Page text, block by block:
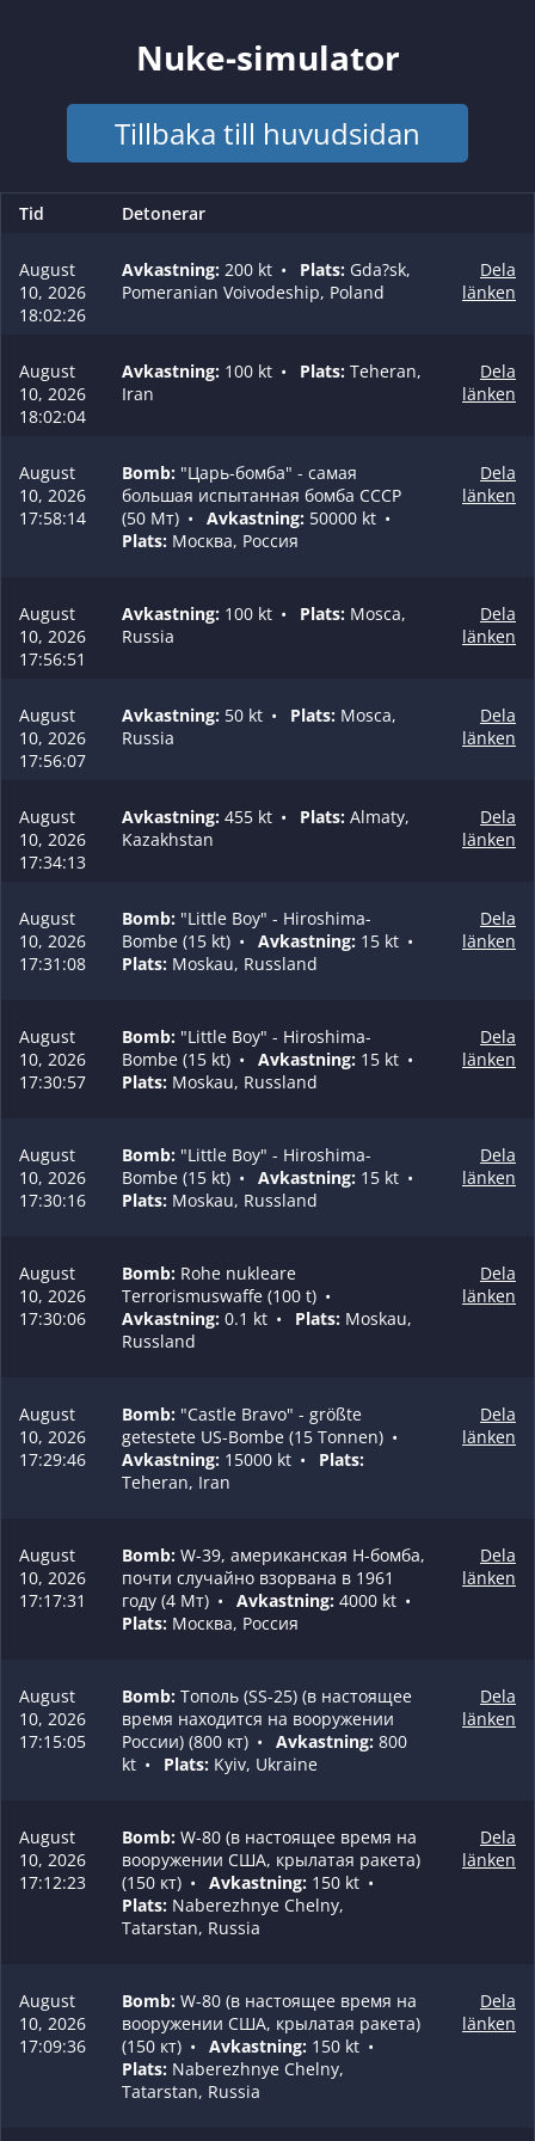
Nuke-simulator
Tillbaka till huvudsidan
Tid Detonerar
August
10, 2026
18:02:26
Avkastning: 200 kt • Plats: Gda?sk,
Pomeranian Voivodeship, Poland
Dela
länken
August
10, 2026
18:02:04
Avkastning: 100 kt • Plats: Teheran,
Iran
Dela
länken
August
10, 2026
17:58:14
Bomb: "Царь-бомба" - самая
большая испытанная бомба СССР
(50 Мт) • Avkastning: 50000 kt •
Plats: Москва, Россия
Dela
länken
August
10, 2026
17:56:51
Avkastning: 100 kt • Plats: Mosca,
Russia
Dela
länken
August
10, 2026
17:56:07
Avkastning: 50 kt • Plats: Mosca,
Russia
Dela
länken
August
10, 2026
17:34:13
Avkastning: 455 kt • Plats: Almaty,
Kazakhstan
Dela
länken
August
10, 2026
17:31:08
Bomb: "Little Boy" - Hiroshima-
Bombe (15 kt) • Avkastning: 15 kt •
Plats: Moskau, Russland
Dela
länken
August
10, 2026
17:30:57
Bomb: "Little Boy" - Hiroshima-
Bombe (15 kt) • Avkastning: 15 kt •
Plats: Moskau, Russland
Dela
länken
August
10, 2026
17:30:16
Bomb: "Little Boy" - Hiroshima-
Bombe (15 kt) • Avkastning: 15 kt •
Plats: Moskau, Russland
Dela
länken
August
10, 2026
17:30:06
Bomb: Rohe nukleare
Terrorismuswaffe (100 t) •
Avkastning: 0.1 kt • Plats: Moskau,
Russland
Dela
länken
August
10, 2026
17:29:46
Bomb: "Castle Bravo" - größte
getestete US-Bombe (15 Tonnen) •
Avkastning: 15000 kt •
Plats:
Teheran, Iran
Dela
länken
August
10, 2026
17:17:31
Bomb: W-39, американская H-бомба,
почти случайно взорвана в 1961
году (4 Мт) • Avkastning: 4000 kt •
Plats: Москва, Россия
Dela
länken
August
10, 2026
17:15:05
Bomb: Тополь (SS-25) (в настоящее
время находится на вооружении
России) (800 кт) • Avkastning: 800
kt • Plats: Kyiv, Ukraine
Dela
länken
August
10, 2026
17:12:23
Bomb: W-80 (в настоящее время на
вооружении США, крылатая ракета)
(150 кт) • Avkastning: 150 kt •
Plats: Naberezhnye Chelny,
Tatarstan, Russia
Dela
länken
August
10, 2026
17:09:36
Bomb: W-80 (в настоящее время на
вооружении США, крылатая ракета)
(150 кт) • Avkastning: 150 kt •
Plats: Naberezhnye Chelny,
Tatarstan, Russia
Dela
länken